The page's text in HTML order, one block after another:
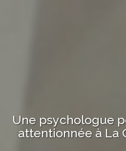
Une psychologue
attentionnée à La